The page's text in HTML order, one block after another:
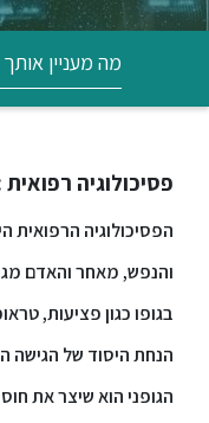
אנגלית
ועברית
המרכז
הקדם
אקדמי
לימודי
חוץ
מה מעניין
פסיכולוגיה
הפסיכולוגיה הרפואית
והנפש, מאחר והאדם
בגופו כגון פציעות,
הנחת היסוד של הגישה
הגופני הוא שיצר את